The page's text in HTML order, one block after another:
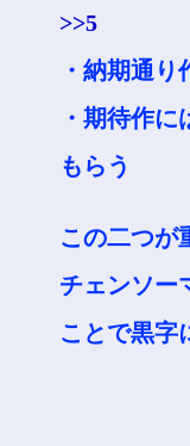
>>5
・納期通り
・期待作に
もらう
この二つが
チェンソー
ことで黒字